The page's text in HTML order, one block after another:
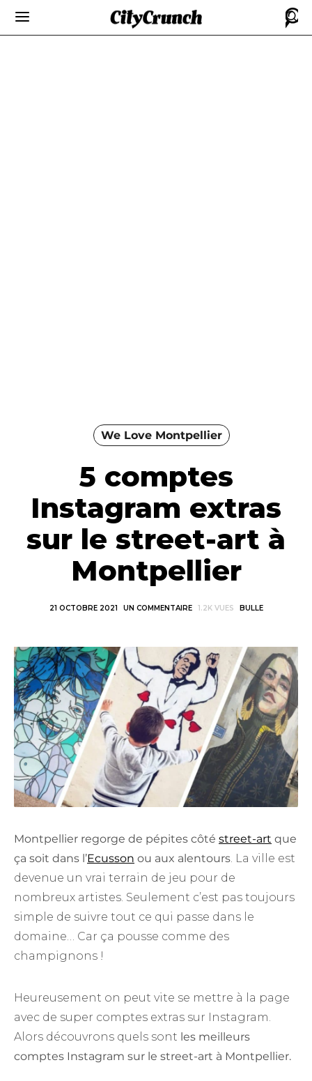
We Love Montpellier
5 comptes
Instagram extras
sur le street-art à
Montpellier
21 OCTOBRE 2021 UN COMMENTAIRE 1.2K VUES BULLE
Montpellier regorge de pépites côté street-art que
ça soit dans l’Ecusson ou aux alentours. La ville est
devenue un vrai terrain de jeu pour de
nombreux artistes. Seulement c’est pas toujours
simple de suivre tout ce qui passe dans le
domaine… Car ça pousse comme des
champignons !
Heureusement on peut vite se mettre à la page
avec de super comptes extras sur Instagram.
Alors découvrons quels sont les meilleurs
comptes Instagram sur le street-art à Montpellier.